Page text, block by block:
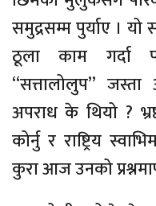
समुद्रसम्म पुर्याए ।
ठूला काम गर्दा
“सत्तालोलुप”
अपराध के थियो ?
कोर्नु र राष्ट्रिय
कुरा आज उनको